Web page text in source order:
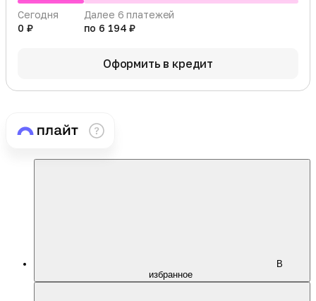
Сегодня
0 ₽
Далее 6 платежей
по 6 194 ₽
Оформить в кредит
В
избранное